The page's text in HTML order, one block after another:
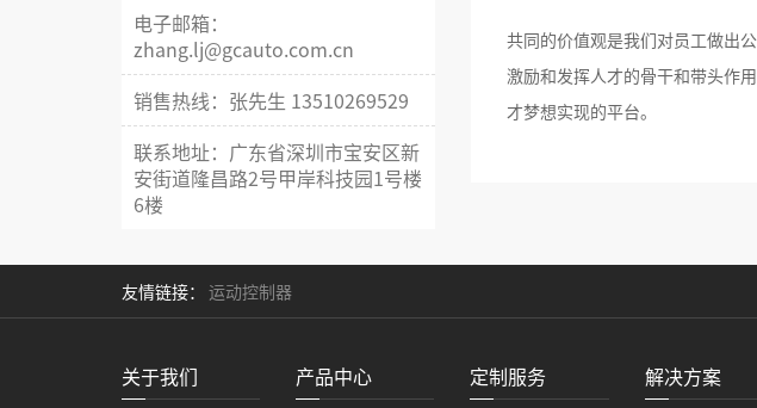
电子邮箱：
zhang.lj@gcauto.com.cn
销售热线：张先生 13510269529
联系地址：广东省深圳市宝安区新
安街道隆昌路2号甲岸科技园1号楼
6楼
共同的价值观是我们对员工做出
激励和发挥人才的骨干和带头作
才梦想实现的平台。
友情链接： 运动控制器
关于我们 产品中心 定制服务 解决方案